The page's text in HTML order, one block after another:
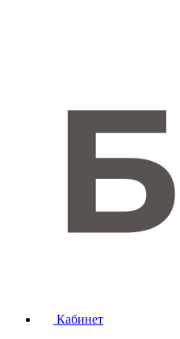
Кабинет